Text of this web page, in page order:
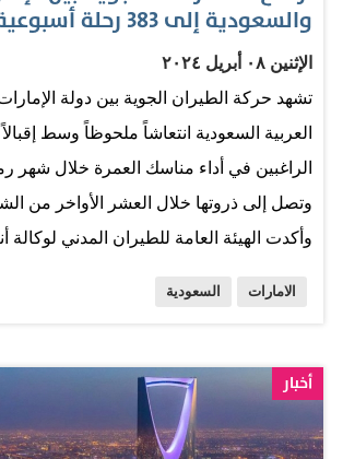
والسعودية إلى 383 رحلة أسبوعية خلال رمضان
الإثنين ٠٨ أبريل ٢٠٢٤
تشهد حركة الطيران الجوية بين دولة
العربية السعودية انتعاشاً ملحوظاً وسط
الراغبين في أداء مناسك العمرة خلال شهر
وتصل إلى ذروتها خلال العشر الأواخر من
وأكدت الهيئة العامة للطيران المدني لوكالة
أسبوعية في شهر فبراير الماضي. وأوضحت
أسبوعية
الامارات السعودية
أخبار